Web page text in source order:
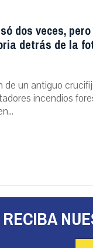
dos veces,
detrás de la
de un antiguo
incendios
RECIBA